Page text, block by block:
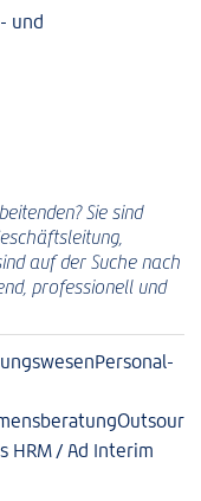
und
Sie sind
auf der Suche nach
professionell und
Personal-
HRM / Ad Interim